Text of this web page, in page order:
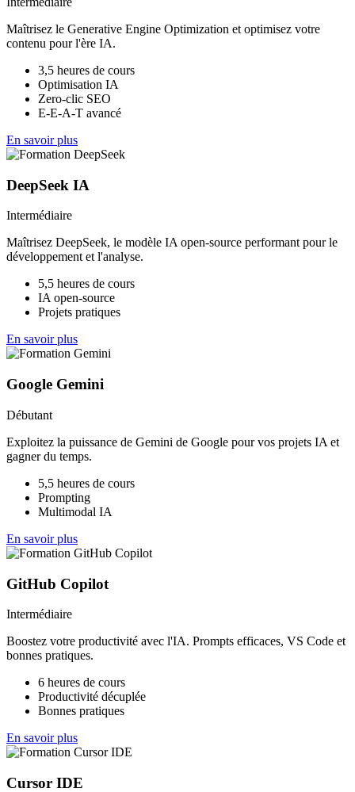
Maîtrisez le Generative Engine Optimization et optimisez votre
contenu pour l'ère IA.
3,5 heures de cours
Optimisation IA
Zero-clic SEO
E-E-A-T avancé
En savoir plus
DeepSeek IA
Intermédiaire
Maîtrisez DeepSeek, le modèle IA open-source performant pour le
développement et l'analyse.
5,5 heures de cours
IA open-source
Projets pratiques
En savoir plus
Google Gemini
Débutant
Exploitez la puissance de Gemini de Google pour vos projets IA et
gagner du temps.
5,5 heures de cours
Prompting
Multimodal IA
En savoir plus
GitHub Copilot
Intermédiaire
Boostez votre productivité avec l'IA. Prompts efficaces, VS Code et
bonnes pratiques.
6 heures de cours
Productivité décuplée
Bonnes pratiques
En savoir plus
Cursor IDE